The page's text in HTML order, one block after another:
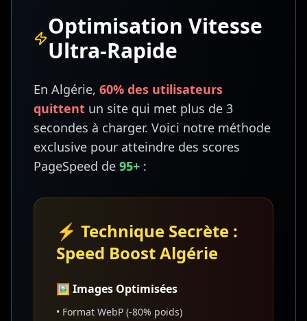
Optimisation Vitesse
Ultra-Rapide
En Algérie, 60% des utilisateurs
quittent un site qui met plus de 3
secondes à charger. Voici notre méthode
exclusive pour atteindre des scores
PageSpeed de 95+ :
⚡ Technique Secrète :
Speed Boost Algérie
🖼️ Images Optimisées
• Format WebP (-80% poids)